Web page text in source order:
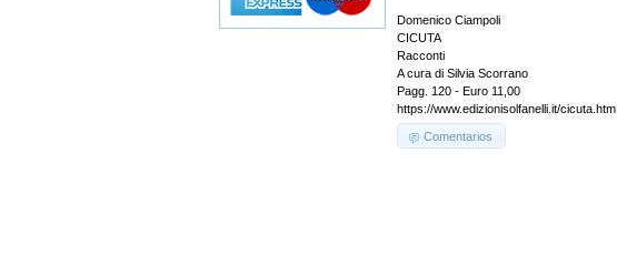
Domenico Ciampoli
CICUTA
Racconti
A cura di Silvia Scorrano
Pagg. 120 - Euro 11,00
https://www.edizionisolfanelli.it/cicuta.htm
Comentarios